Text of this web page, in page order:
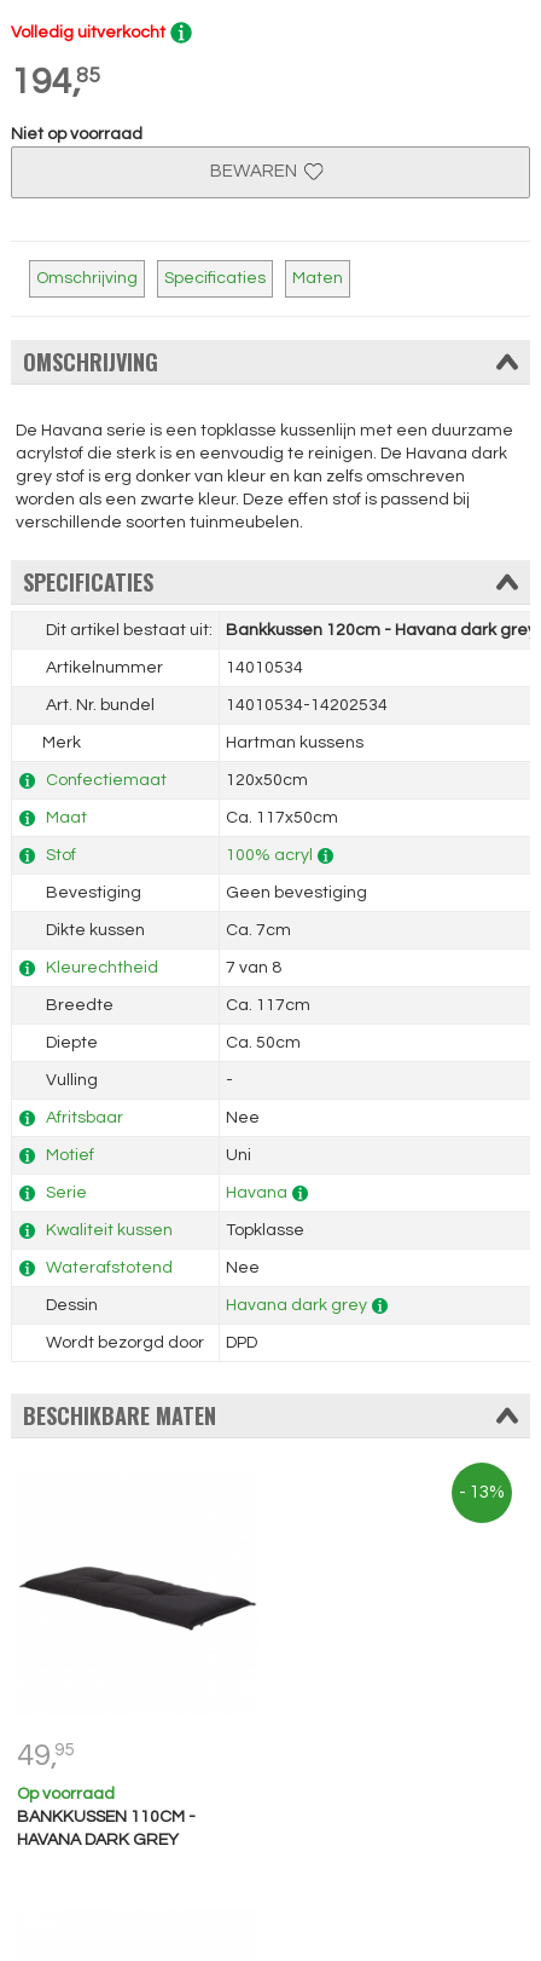
Volledig uitverkocht
194,85
Niet op voorraad
BEWAREN
Omschrijving Specificaties Maten
OMSCHRIJVING
De Havana serie is een topklasse kussenlijn met een duurzame
acrylstof die sterk is en eenvoudig te reinigen. De Havana dark
grey stof is erg donker van kleur en kan zelfs omschreven
worden als een zwarte kleur. Deze effen stof is passend bij
verschillende soorten tuinmeubelen.
SPECIFICATIES
Dit artikel bestaat uit: Bankkussen 120cm - Havana dark grey
Artikelnummer 14010534
Art. Nr. bundel 14010534-14202534
Merk Hartman kussens
Confectiemaat 120x50cm
Maat Ca. 117x50cm
Stof 100% acryl
Bevestiging Geen bevestiging
Dikte kussen Ca. 7cm
Kleurechtheid 7 van 8
Breedte Ca. 117cm
Diepte Ca. 50cm
Vulling -
Afritsbaar Nee
Motief Uni
Serie Havana
Kwaliteit kussen Topklasse
Waterafstotend Nee
Dessin Havana dark grey
Wordt bezorgd door DPD
BESCHIKBARE MATEN
49,95
Op voorraad
BANKKUSSEN 110CM -
HAVANA DARK GREY
- 13%